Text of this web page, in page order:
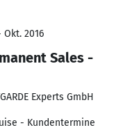
Okt. 2016
Sales -
Experts GmbH
- Kundentermine